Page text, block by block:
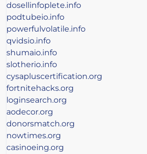
dosellinfoplete.info
podtubeio.info
powerfulvolatile.info
qvidsio.info
shumaio.info
slotherio.info
cysapluscertification.org
fortnitehacks.org
loginsearch.org
aodecor.org
donorsmatch.org
nowtimes.org
casinoeing.org